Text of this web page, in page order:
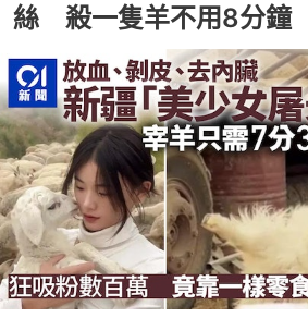
絲 殺一隻羊不用8分鐘